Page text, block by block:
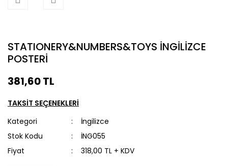
STATIONERY&NUMBERS&TOYS İNGİLİZCE
POSTERİ
381,60 TL
TAKSİT SEÇENEKLERİ
Kategori
İngilizce
Stok Kodu
İNG055
Fiyat
318,00 TL + KDV